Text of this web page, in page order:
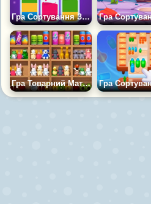
Гра Сортування Зілля Для Чаклунства
Гра Товарний Матч 3Д